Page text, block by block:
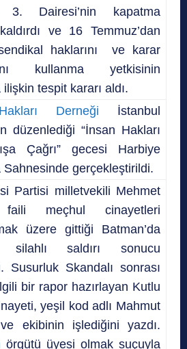
3. Dairesi’nin kapatma
ve 16 Temmuz’dan
haklarını ve karar
kullanma yetkisinin
tespit kararı aldı.
Derneği İstanbul
düzenlediği “İnsan Hakları
Çağrı” gecesi Harbiye
Sahnesinde gerçekleştirildi.
Partisi milletvekili Mehmet
faili meçhul cinayetleri
üzere gittiği Batman’da
silahlı saldırı sonucu
Susurluk Skandalı sonrası
bir rapor hazırlayan Kutlu
yeşil kod adlı Mahmut
ve ekibinin işlediğini yazdı.
örgütü üyesi olmak suçuyla